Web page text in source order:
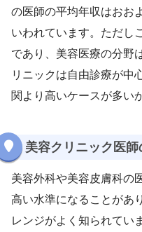
の医師の平均年収はおお
いわれています。ただし
であり、美容医療の分野
リニックは自由診療が中
関より高いケースが多い
美容クリニック医
美容外科や美容皮膚科の
高い水準になることがあ
レンジがよく知られてい